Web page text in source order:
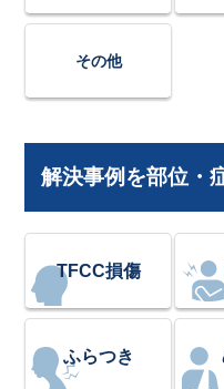
その他
解決事例を部位・
TFCC損傷
ふらつき